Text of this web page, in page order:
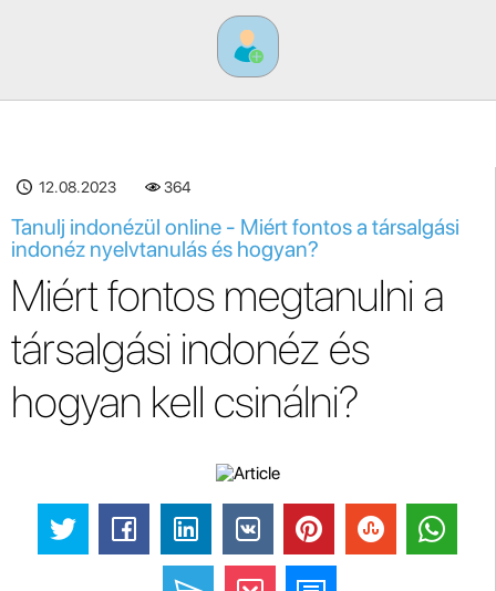
12.08.2023 364
Tanulj indonézül online - Miért fontos a társalgási
indonéz nyelvtanulás és hogyan?
Miért fontos megtanulni a
társalgási indonéz és
hogyan kell csinálni?